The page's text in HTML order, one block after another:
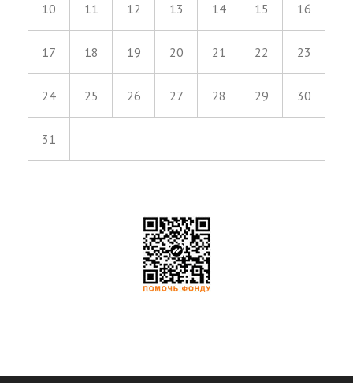
10 11 12 13 14 15 16
17 18 19 20 21 22 23
24 25 26 27 28 29 30
31